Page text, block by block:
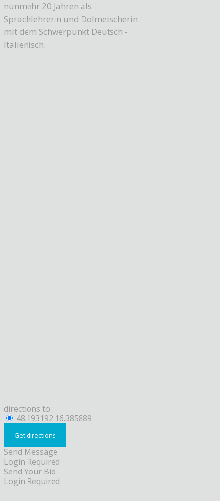
nunmehr 20 Jahren als
Sprachlehrerin und Dolmetscherin
mit dem Schwerpunkt Deutsch -
Italienisch.
directions to:
48.193192 16.385889
Send Message
Login Required
Send Your Bid
Login Required